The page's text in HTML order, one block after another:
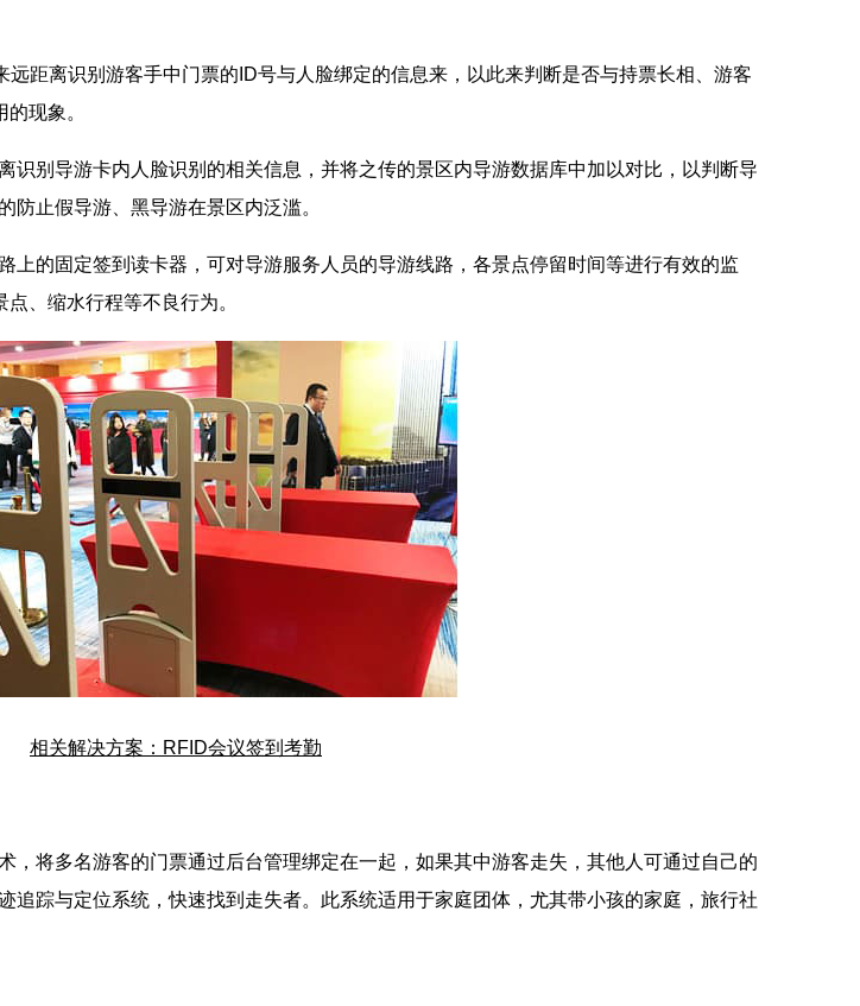
离识别游客手中门票的ID号与人脸绑定的信息来，以此来判断是否与持票长相、游客
现象。
别导游卡内人脸识别的相关信息，并将之传的景区内导游数据库中加以对比，以判断导
防止假导游、黑导游在景区内泛滥。
的固定签到读卡器，可对导游服务人员的导游线路，各景点停留时间等进行有效的监
、缩水行程等不良行为。
相关解决方案：RFID会议签到考勤
将多名游客的门票通过后台管理绑定在一起，如果其中游客走失，其他人可通过自己的
追踪与定位系统，快速找到走失者。此系统适用于家庭团体，尤其带小孩的家庭，旅行社